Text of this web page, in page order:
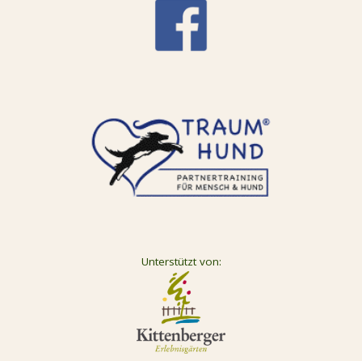
Unterstützt von: